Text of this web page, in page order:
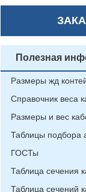
Полезная
Размеры жд
Справочник веса
Размеры и вес
Таблицы подбора
ГОСТы
Таблица сечения
Таблица сечений